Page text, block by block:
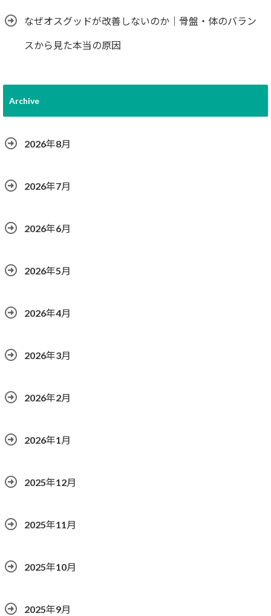
なぜオスグッドが改善しないのか｜骨盤・体のバラン
スから見た本当の原因
Archive
2026年8月
2026年7月
2026年6月
2026年5月
2026年4月
2026年3月
2026年2月
2026年1月
2025年12月
2025年11月
2025年10月
2025年9月